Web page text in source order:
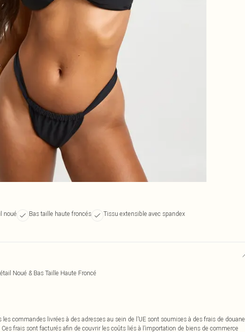
noué Bas taille haute froncés
Tissu extensible avec spandex
Noué & Bas Taille Haute Froncé
commandes livrées à des adresses au sein de l’UE sont soumises à des frais de douane
frais sont facturés afin de couvrir les coûts liés à l’importation de biens de commerce